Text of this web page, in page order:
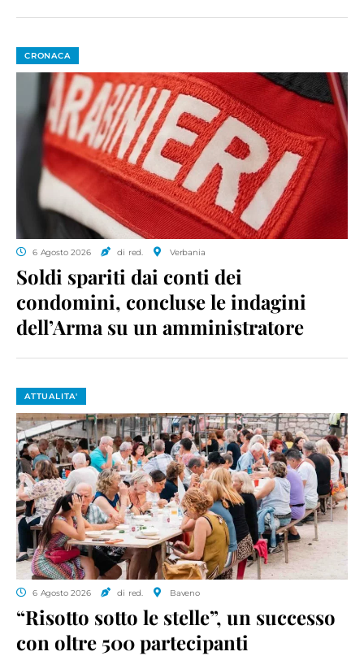
CRONACA
6 Agosto 2026 di red. Verbania
Soldi spariti dai conti dei
condomini, concluse le indagini
dell’Arma su un amministratore
ATTUALITA'
6 Agosto 2026 di red. Baveno
“Risotto sotto le stelle”, un successo
con oltre 500 partecipanti